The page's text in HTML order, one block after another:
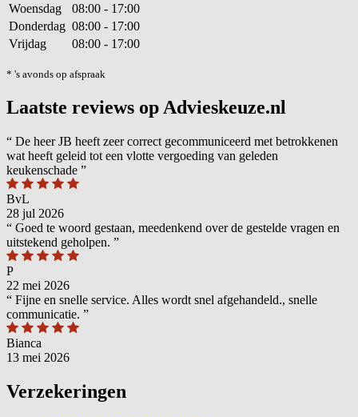
Woensdag
08:00 - 17:00
Donderdag 08:00 - 17:00
Vrijdag
08:00 - 17:00
* 's avonds op afspraak
Laatste reviews op Advieskeuze.nl
“ De heer JB heeft zeer correct gecommuniceerd met betrokkenen
wat heeft geleid tot een vlotte vergoeding van geleden
keukenschade ”
BvL
28 jul 2026
“ Goed te woord gestaan, meedenkend over de gestelde vragen en
uitstekend geholpen. ”
P
22 mei 2026
“ Fijne en snelle service. Alles wordt snel afgehandeld., snelle
communicatie. ”
Bianca
13 mei 2026
Verzekeringen